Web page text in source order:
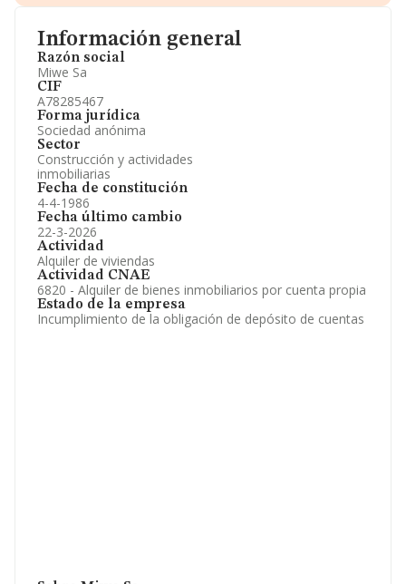
Información general
Razón social
Miwe Sa
CIF
A78285467
Forma jurídica
Sociedad anónima
Sector
Construcción y actividades
inmobiliarias
Fecha de constitución
4-4-1986
Fecha último cambio
22-3-2026
Actividad
Alquiler de viviendas
Actividad CNAE
6820 - Alquiler de bienes inmobiliarios por cuenta propia
Estado de la empresa
Incumplimiento de la obligación de depósito de cuentas
Información oficial y registral complementaria.